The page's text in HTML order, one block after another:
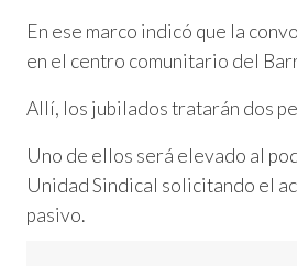
En ese marco indicó que la
en el centro comunitario del
Allí, los jubilados tratarán dos
Uno de ellos será elevado al
Unidad Sindical solicitando el
pasivo.